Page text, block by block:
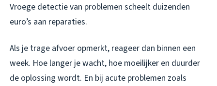
Vroege detectie van problemen scheelt duizenden
euro’s aan reparaties.
Als je trage afvoer opmerkt, reageer dan binnen een
week. Hoe langer je wacht, hoe moeilijker en duurder
de oplossing wordt. En bij acute problemen zoals